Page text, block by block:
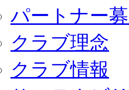
パートナー
クラブ理念
クラブ情報